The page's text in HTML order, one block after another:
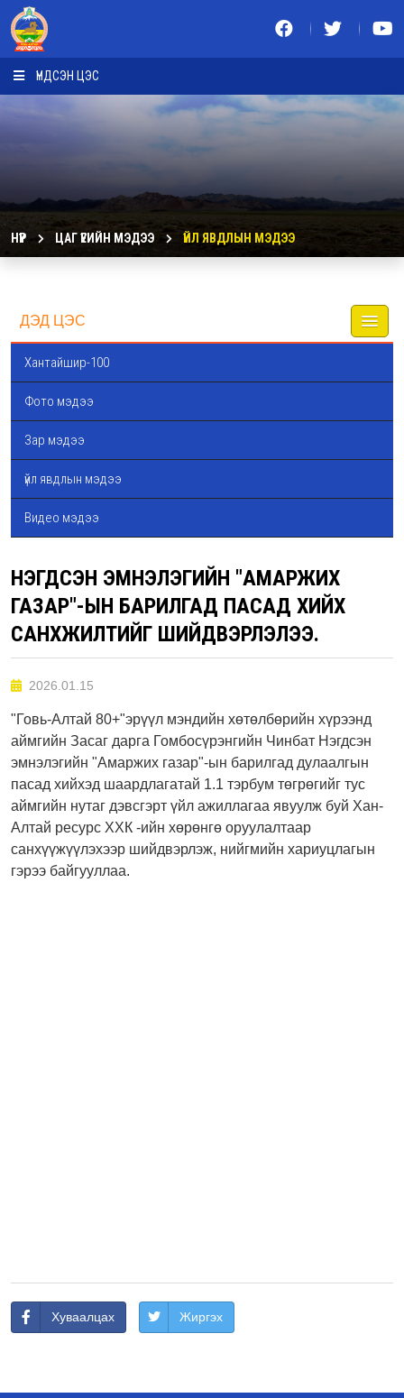
ҮНДСЭН ЦЭС
НҮҮР ЦАГ ҮЕИЙН МЭДЭЭ ҮЙЛ ЯВДЛЫН МЭДЭЭ
ДЭД ЦЭС
Хантайшир-100
Фото мэдээ
Зар мэдээ
үйл явдлын мэдээ
Видео мэдээ
НЭГДСЭН ЭМНЭЛЭГИЙН "АМАРЖИХ
ГАЗАР"-ЫН БАРИЛГАД ПАСАД ХИЙХ
САНХҮҮЖИЛТИЙГ ШИЙДВЭРЛЭЛЭЭ.
2026.01.15
"Говь-Алтай 80+"эрүүл мэндийн хөтөлбөрийн хүрээнд
аймгийн Засаг дарга Гомбосүрэнгийн Чинбат Нэгдсэн
эмнэлэгийн "Амаржих газар"-ын барилгад дулаалгын
пасад хийхэд шаардлагатай 1.1 тэрбум төгрөгийг тус
аймгийн нутаг дэвсгэрт үйл ажиллагаа явуулж буй Хан-
Алтай ресурс ХХК -ийн хөрөнгө оруулалтаар
санхүүжүүлэхээр шийдвэрлэж, нийгмийн хариуцлагын
гэрээ байгууллаа.
Хуваалцах Жиргэх